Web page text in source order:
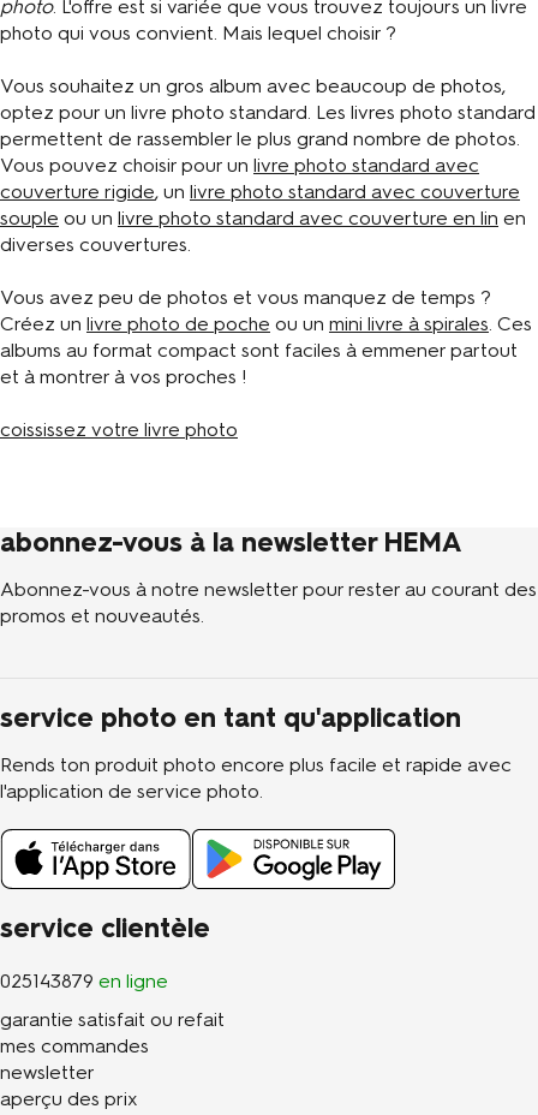
photo. L'offre est si variée que vous trouvez toujours un livre
photo qui vous convient. Mais lequel choisir ?
Vous souhaitez un gros album avec beaucoup de photos,
optez pour un livre photo standard. Les livres photo standard
permettent de rassembler le plus grand nombre de photos.
Vous pouvez choisir pour un livre photo standard avec
couverture rigide, un livre photo standard avec couverture
souple ou un livre photo standard avec couverture en lin en
diverses couvertures.
Vous avez peu de photos et vous manquez de temps ?
Créez un livre photo de poche ou un mini livre à spirales. Ces
albums au format compact sont faciles à emmener partout
et à montrer à vos proches !
coississez votre livre photo
service clientèle
025143879 en ligne
garantie satisfait ou refait
mes commandes
newsletter
aperçu des prix
abonnez-vous à la newsletter HEMA
Abonnez-vous à notre newsletter pour rester au courant des
promos et nouveautés.
service photo en tant qu'application
Rends ton produit photo encore plus facile et rapide avec
l'application de service photo.